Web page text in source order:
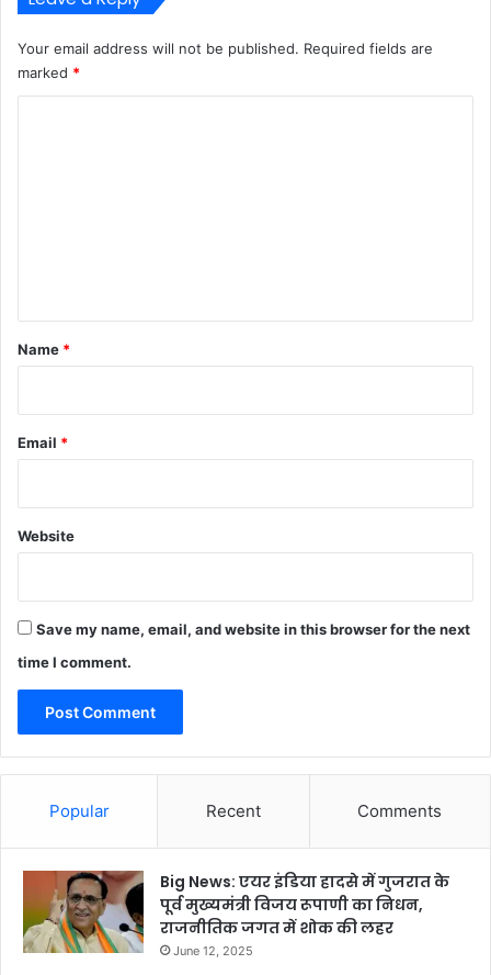
Your email address will not be published. Required fields are
marked *
*
Name *
Email *
Website
Save my name, email, and website in this browser for the next
time I comment.
Popular Recent Comments
Big News: एयर इंडिया हादसे में गुजरात के
पूर्व मुख्यमंत्री विजय रूपाणी का निधन,
राजनीतिक जगत में शोक की लहर
June 12, 2025